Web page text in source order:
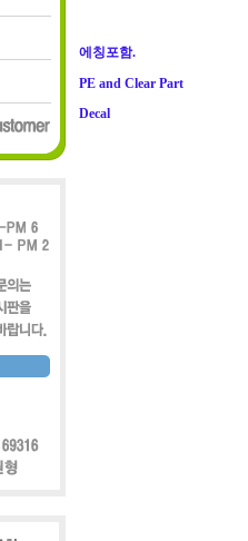
에칭포함.
PE and Clear Part
Decal